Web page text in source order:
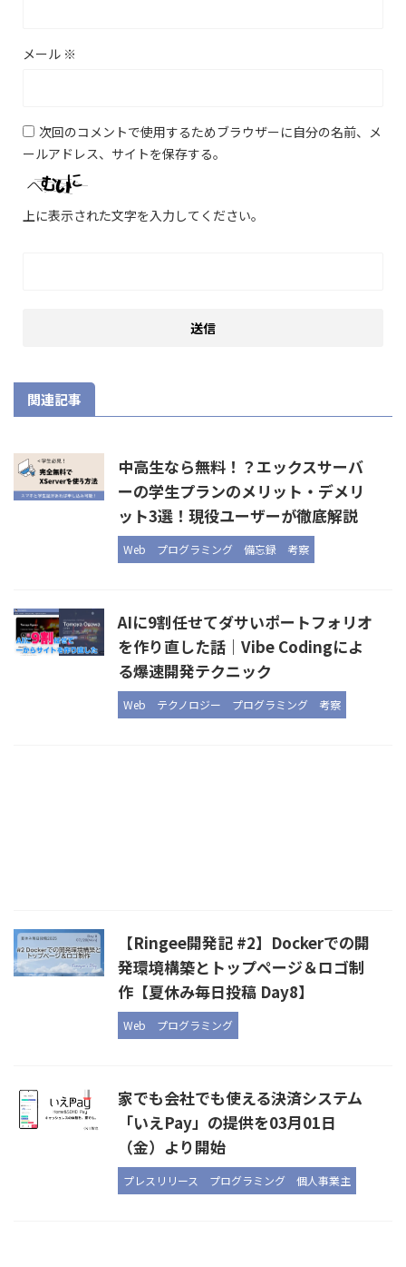
メール ※
次回のコメントで使用するためブラウザーに自分の名前、メ
ールアドレス、サイトを保存する。
上に表示された文字を入力してください。
関連記事
中高生なら無料！？エックスサーバ
ーの学生プランのメリット・デメリ
ット3選！現役ユーザーが徹底解説
Web プログラミング 備忘録 考察
AIに9割任せてダサいポートフォリオ
を作り直した話｜Vibe Codingによ
る爆速開発テクニック
Web テクノロジー プログラミング 考察
【Ringee開発記 #2】Dockerでの開
発環境構築とトップページ＆ロゴ制
作【夏休み毎日投稿 Day8】
Web プログラミング
家でも会社でも使える決済システム
「いえPay」の提供を03月01日
（金）より開始
プレスリリース プログラミング 個人事業主